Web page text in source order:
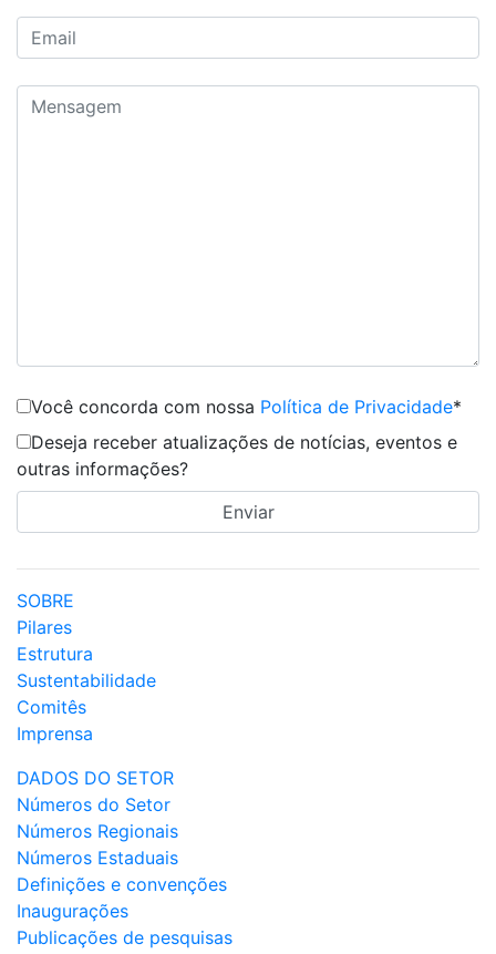
Você concorda com nossa Política de Privacidade*
Deseja receber atualizações de notícias, eventos e
outras informações?
SOBRE
Pilares
Estrutura
Sustentabilidade
Comitês
Imprensa
DADOS DO SETOR
Números do Setor
Números Regionais
Números Estaduais
Definições e convenções
Inaugurações
Publicações de pesquisas